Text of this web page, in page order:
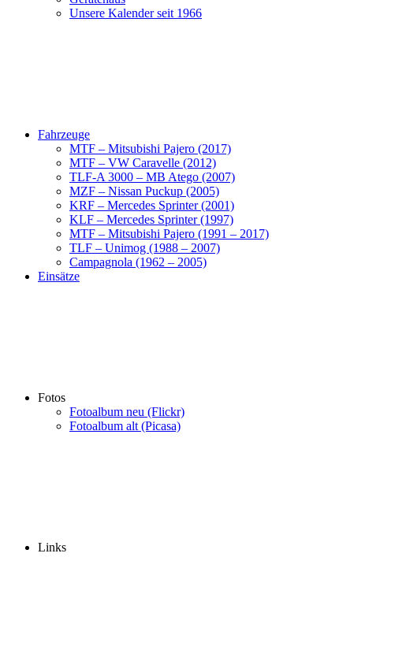
Unsere Kalender seit 1966
Fahrzeuge
MTF – Mitsubishi Pajero (2017)
MTF – VW Caravelle (2012)
TLF-A 3000 – MB Atego (2007)
MZF – Nissan Puckup (2005)
KRF – Mercedes Sprinter (2001)
KLF – Mercedes Sprinter (1997)
MTF – Mitsubishi Pajero (1991 – 2017)
TLF – Unimog (1988 – 2007)
Campagnola (1962 – 2005)
Einsätze
Fotos
Fotoalbum neu (Flickr)
Fotoalbum alt (Picasa)
Links